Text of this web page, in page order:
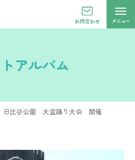
お問合わせ メニュー
アルバム
日比谷公園 大盆踊り大会 開催